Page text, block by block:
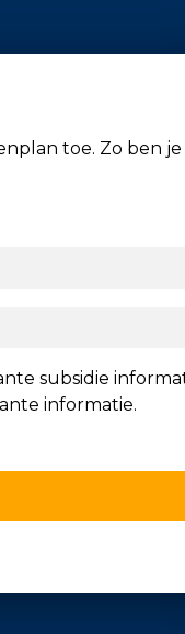
toe. Zo ben je
subsidie
informatie.